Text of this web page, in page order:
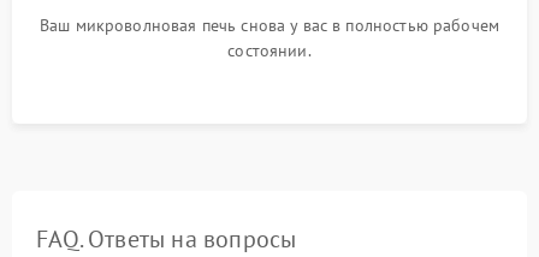
Ваш микроволновая печь снова у вас в полностью рабочем
состоянии.
FAQ. Ответы на вопросы